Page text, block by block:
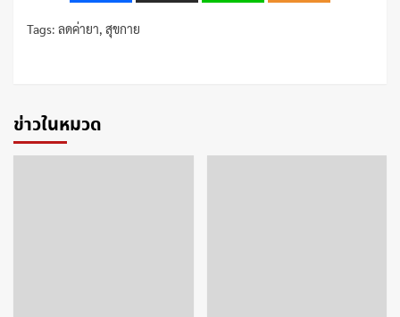
Tags: ลดค่ายา, สุขกาย
Reading
ข่าวในหมวด